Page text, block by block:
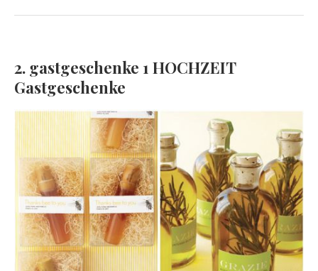
2. gastgeschenke 1 HOCHZEIT
Gastgeschenke